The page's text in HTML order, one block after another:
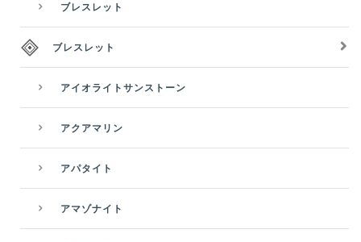
ブレスレット
ブレスレット
アイオライトサンストーン
アクアマリン
アパタイト
アマゾナイト